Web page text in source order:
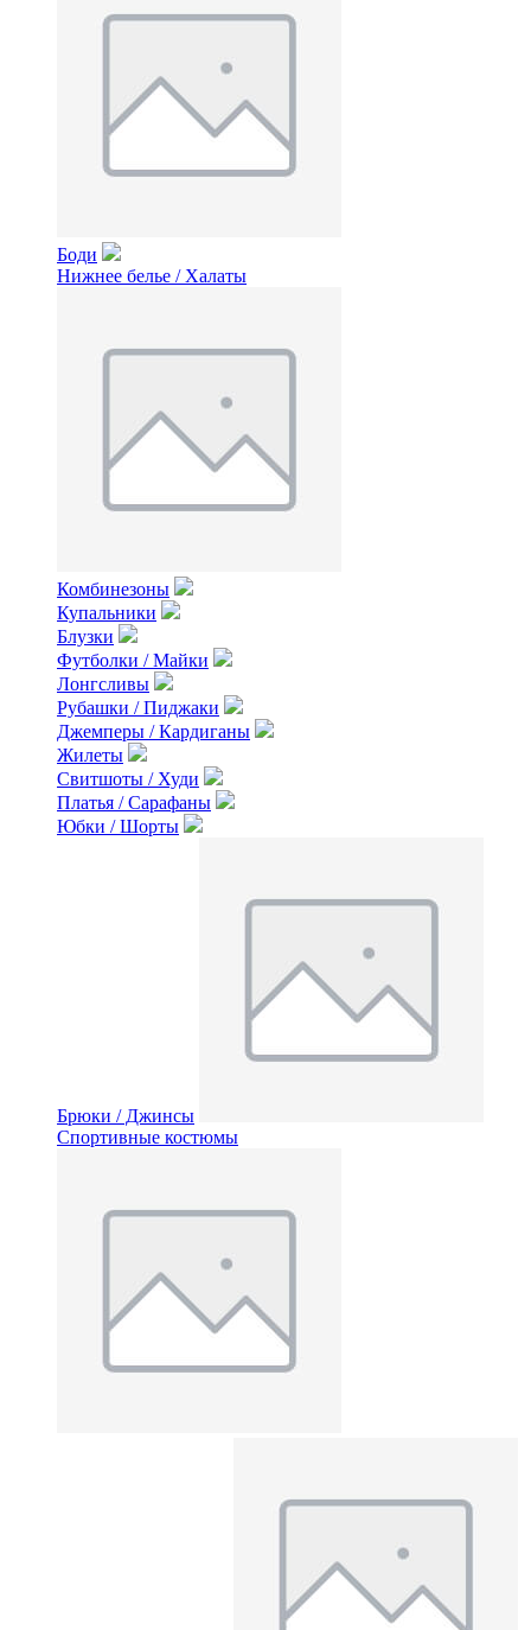
Боди
Нижнее белье / Халаты
Комбинезоны
Купальники
Блузки
Футболки / Майки
Лонгсливы
Рубашки / Пиджаки
Джемперы / Кардиганы
Жилеты
Свитшоты / Худи
Платья / Сарафаны
Юбки / Шорты
Брюки / Джинсы
Спортивные костюмы